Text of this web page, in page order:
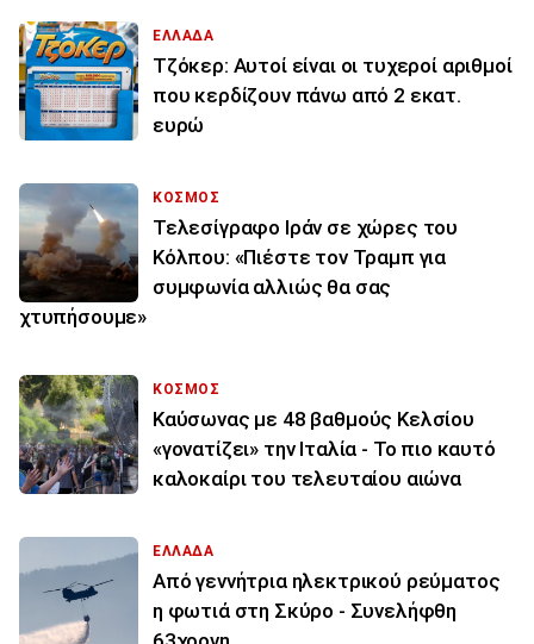
ΕΛΛΑΔΑ
Τζόκερ: Αυτοί είναι οι τυχεροί αριθμοί
που κερδίζουν πάνω από 2 εκατ.
ευρώ
ΚΟΣΜΟΣ
Τελεσίγραφο Ιράν σε χώρες του
Κόλπου: «Πιέστε τον Τραμπ για
συμφωνία αλλιώς θα σας
χτυπήσουμε»
ΚΟΣΜΟΣ
Καύσωνας με 48 βαθμούς Κελσίου
«γονατίζει» την Ιταλία - Το πιο καυτό
καλοκαίρι του τελευταίου αιώνα
ΕΛΛΑΔΑ
Από γεννήτρια ηλεκτρικού ρεύματος
η φωτιά στη Σκύρο - Συνελήφθη